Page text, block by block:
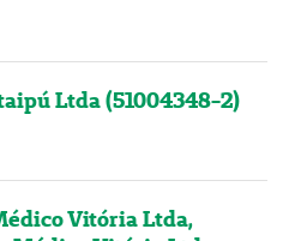
Ltda (51004348-2)
Vitória Ltda,